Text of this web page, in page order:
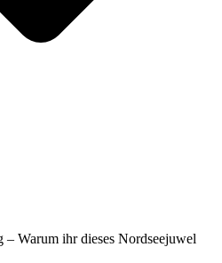
Warum ihr dieses Nordseejuwel